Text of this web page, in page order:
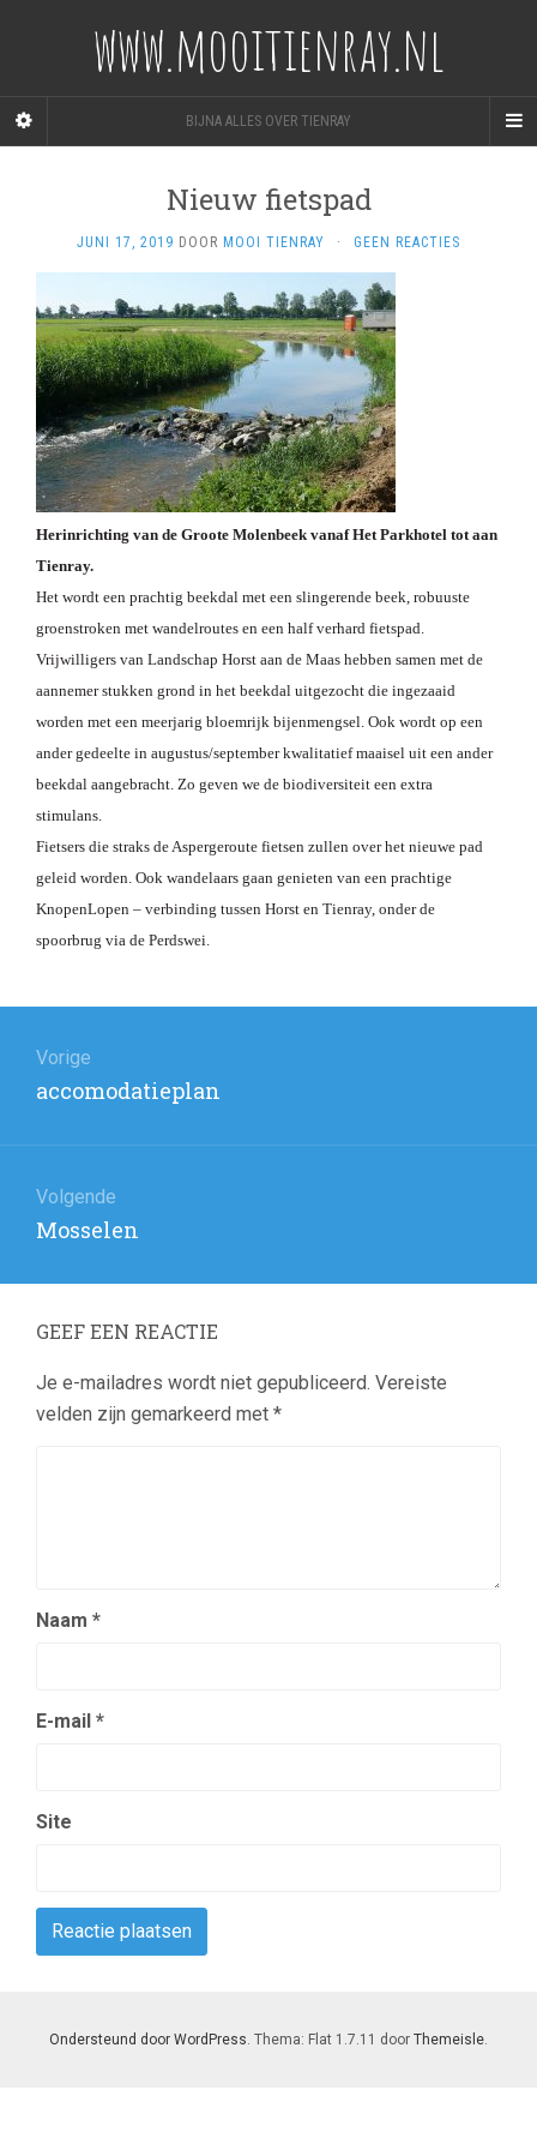
www.mooitienray.nl
BIJNA ALLES OVER TIENRAY
Nieuw fietspad
JUNI 17, 2019 DOOR MOOI TIENRAY · GEEN REACTIES
Herinrichting van de Groote Molenbeek vanaf Het Parkhotel tot aan
Tienray.
Het wordt een prachtig beekdal met een slingerende beek, robuuste
groenstroken met wandelroutes en een half verhard fietspad.
Vrijwilligers van Landschap Horst aan de Maas hebben samen met de
aannemer stukken grond in het beekdal uitgezocht die ingezaaid
worden met een meerjarig bloemrijk bijenmengsel. Ook wordt op een
ander gedeelte in augustus/september kwalitatief maaisel uit een ander
beekdal aangebracht. Zo geven we de biodiversiteit een extra
stimulans.
Fietsers die straks de Aspergeroute fietsen zullen over het nieuwe pad
geleid worden. Ook wandelaars gaan genieten van een prachtige
KnopenLopen – verbinding tussen Horst en Tienray, onderde
spoorbrug via de Perdswei.
navigatie
Vorige
Vorig
accomodatieplan
Volgende
Volgend
Mosselen
GEEF EEN REACTIE
Je e-mailadres wordt niet gepubliceerd. Vereiste
velden zijn gemarkeerd met *
Naam *
E-mail *
Site
Ondersteund door WordPress. Thema: Flat 1.7.11 door Themeisle.